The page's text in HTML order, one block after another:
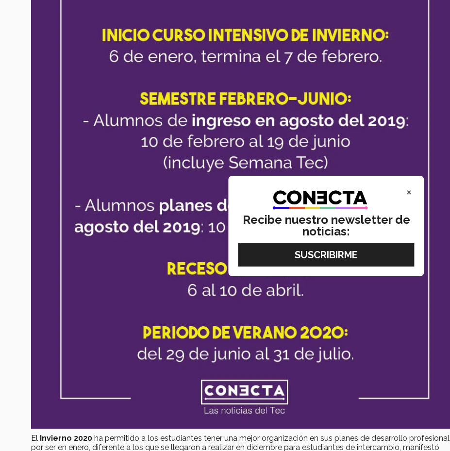
El Invierno 2020 ha permitido a los estudiantes tener una mejor organización en sus planes de desarrollo profesional
por ser en enero, diferente a los que se llegaron a realizar en diciembre para estudiantes de intercambio, manifestó
×
Recibe nuestro newsletter de
noticias: